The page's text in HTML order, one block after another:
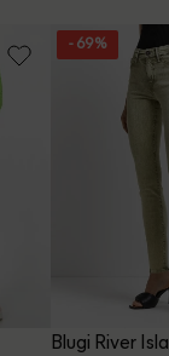
- 69%
Blugi River